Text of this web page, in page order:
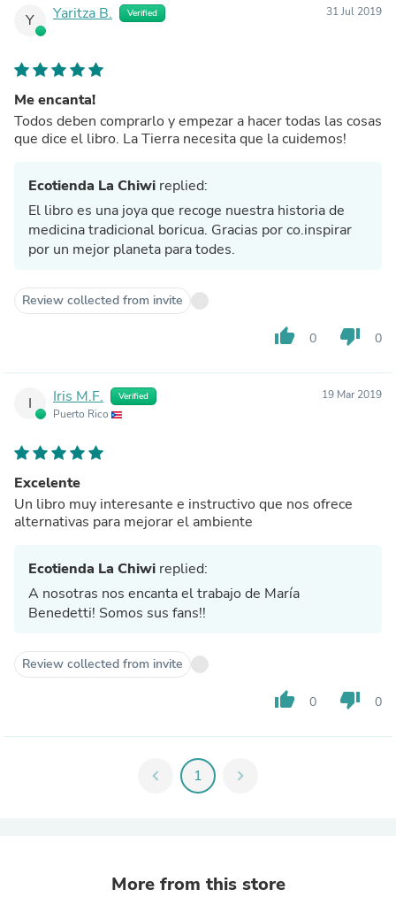
Y Yaritza B. Verified 31 Jul 2019
Me encanta!
Todos deben comprarlo y empezar a hacer todas las cosas
que dice el libro. La Tierra necesita que la cuidemos!
Ecotienda La Chiwi replied:
El libro es una joya que recoge nuestra historia de
medicina tradicional boricua. Gracias por co.inspirar
por un mejor planeta para todes.
Review collected from invite
thumb_up 0 thumb_down 0
I Iris M.F. Verified
Puerto Rico
19 Mar 2019
Excelente
Un libro muy interesante e instructivo que nos ofrece
alternativas para mejorar el ambiente
Ecotienda La Chiwi replied:
A nosotras nos encanta el trabajo de María
Benedetti! Somos sus fans!!
Review collected from invite
thumb_up 0 thumb_down 0
chevron_left 1 chevron_right
More from this store